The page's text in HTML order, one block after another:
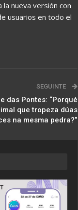
nueva versión con
usuarios en todo el
SEGUINTE
das Pontes: “Porqué
que tropeza dúas
na mesma pedra?”